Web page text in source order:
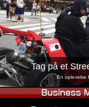
Virksomhed
Tokyo Shinagawa
Tokyo Akihabara#2
Tokyo Shibuya Annex
Tokyo Asakusa
Tag på et
En oplevelse